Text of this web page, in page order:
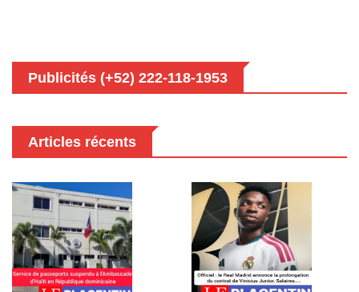
Publicités (+52) 222-118-1953
Articles récents